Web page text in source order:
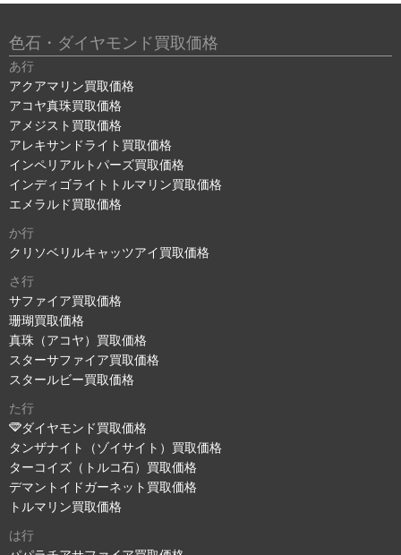
色石・ダイヤモンド買取価格
あ行
アクアマリン買取価格
アコヤ真珠買取価格
アメジスト買取価格
アレキサンドライト買取価格
インペリアルトパーズ買取価格
インディゴライトトルマリン買取価格
エメラルド買取価格
か行
クリソベリルキャッツアイ買取価格
さ行
サファイア買取価格
珊瑚買取価格
真珠（アコヤ）買取価格
スターサファイア買取価格
スタールビー買取価格
た行
ダイヤモンド買取価格
タンザナイト（ゾイサイト）買取価格
ターコイズ（トルコ石）買取価格
デマントイドガーネット買取価格
トルマリン買取価格
は行